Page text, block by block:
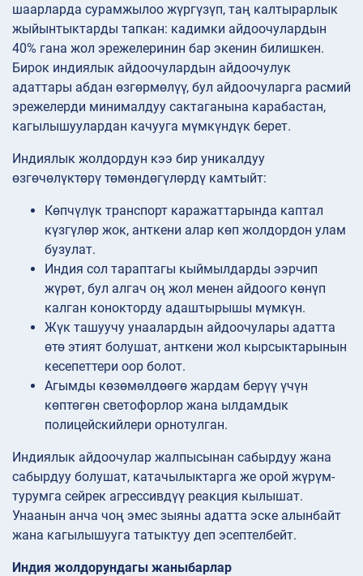
шаарларда сурамжылоо жүргүзүп, таң калтырарлык
жыйынтыктарды тапкан: кадимки айдоочулардын
40% гана жол эрежелеринин бар экенин билишкен.
Бирок индиялык айдоочулардын айдоочулук
адаттары абдан өзгөрмөлүү, бул айдоочуларга расмий
эрежелерди минималдуу сактаганына карабастан,
кагылышуулардан качууга мүмкүндүк берет.
Индиялык жолдордун кээ бир уникалдуу
өзгөчөлүктөрү төмөндөгүлөрдү камтыйт:
Көпчүлүк транспорт каражаттарында каптал
күзгүлөр жок, анткени алар көп жолдордон улам
бузулат.
Индия сол тараптагы кыймылдарды ээрчип
жүрөт, бул алгач оң жол менен айдоого көнүп
калган конокторду адаштырышы мүмкүн.
Жүк ташуучу унаалардын айдоочулары адатта
өтө этият болушат, анткени жол кырсыктарынын
кесепеттери оор болот.
Агымды көзөмөлдөөгө жардам берүү үчүн
көптөгөн светофорлор жана ылдамдык
полицейскийлери орнотулган.
Индиялык айдоочулар жалпысынан сабырдуу жана
сабырдуу болушат, катачылыктарга же орой жүрүм-
турумга сейрек агрессивдүү реакция кылышат.
Унаанын анча чоң эмес зыяны адатта эске алынбайт
жана кагылышууга татыктуу деп эсептелбейт.
Индия жолдорундагы жаныбарлар